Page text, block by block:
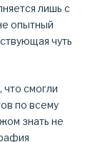
лишь с
опытный
чуть
смогли
по всему
знать не